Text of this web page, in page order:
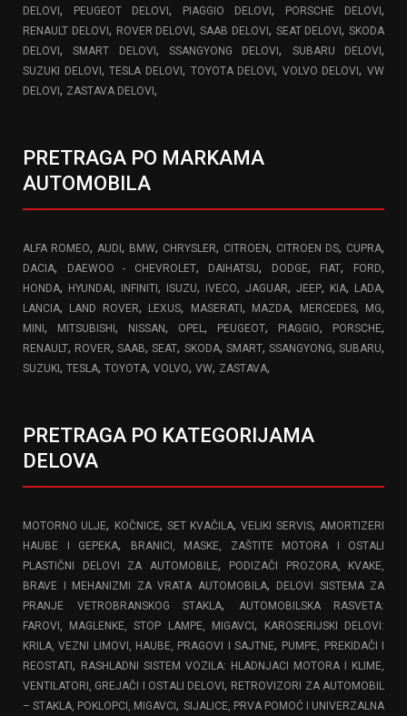
DELOVI , PEUGEOT DELOVI , PIAGGIO DELOVI , PORSCHE DELOVI ,
RENAULT DELOVI , ROVER DELOVI, SAAB DELOVI , SEAT DELOVI, SKODA
DELOVI ,SMART DELOVI ,SSANGYONG DELOVI, SUBARU DELOVI,
SUZUKI DELOVI ,TESLA DELOVI , TOYOTA DELOVI, VOLVO DELOVI, VW
DELOVI , ZASTAVA DELOVI ,
PRETRAGA PO MARKAMA
AUTOMOBILA
ALFA ROMEO, AUDI , BMW, CHRYSLER, CITROEN, CITROEN DS, CUPRA,
DACIA, DAEWOO - CHEVROLET, DAIHATSU, DODGE, FIAT, FORD,
HONDA, HYUNDAI , INFINITI , ISUZU, IVECO, JAGUAR, JEEP, KIA, LADA,
LANCIA, LAND ROVER, LEXUS, MASERATI , MAZDA, MERCEDES, MG,
MINI , MITSUBISHI , NISSAN, OPEL, PEUGEOT, PIAGGIO, PORSCHE,
RENAULT, ROVER,SAAB,SEAT, SKODA, SMART, SSANGYONG,SUBARU,
SUZUKI , TESLA, TOYOTA, VOLVO, VW, ZASTAVA,
PRETRAGA PO KATEGORIJAMA
DELOVA
MOTORNO ULJE, KOČNICE, SET KVAČILA,VELIKI SERVIS,AMORTIZERI
HAUBE I GEPEKA,
BRANICI, MASKE, ZAŠTITE MOTORA I OSTALI
PLASTIČNI DELOVI ZA AUTOMOBILE,
PODIZAČI PROZORA, KVAKE,
BRAVE I MEHANIZMI ZA VRATA AUTOMOBILA,
DELOVI SISTEMA ZA
PRANJE VETROBRANSKOG STAKLA,
AUTOMOBILSKA RASVETA:
FAROVI, MAGLENKE, STOP LAMPE, MIGAVCI ,
KAROSERIJSKI DELOVI:
KRILA, VEZNI LIMOVI, HAUBE, PRAGOVI I SAJTNE, PUMPE, PREKIDAČI I
REOSTATI ,
RASHLADNI SISTEM VOZILA: HLADNJACI MOTORA I KLIME,
VENTILATORI, GREJAČI I OSTALI DELOVI, RETROVIZORI ZA AUTOMOBIL
– STAKLA, POKLOPCI, MIGAVCI, SIJALICE, PRVA POMOĆ I UNIVERZALNA